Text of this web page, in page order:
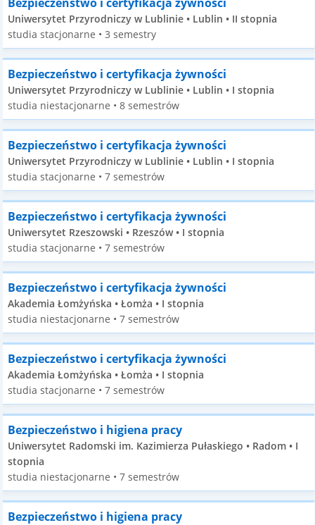
Uniwersytet Przyrodniczy w Lublinie • Lublin • II stopnia
studia stacjonarne • 3 semestry
Bezpieczeństwo i certyfikacja żywności
Uniwersytet Przyrodniczy w Lublinie • Lublin • I stopnia
studia niestacjonarne • 8 semestrów
Bezpieczeństwo i certyfikacja żywności
Uniwersytet Przyrodniczy w Lublinie • Lublin • I stopnia
studia stacjonarne • 7 semestrów
Bezpieczeństwo i certyfikacja żywności
Uniwersytet Rzeszowski • Rzeszów • I stopnia
studia stacjonarne • 7 semestrów
Bezpieczeństwo i certyfikacja żywności
Akademia Łomżyńska • Łomża • I stopnia
studia niestacjonarne • 7 semestrów
Bezpieczeństwo i certyfikacja żywności
Akademia Łomżyńska • Łomża • I stopnia
studia stacjonarne • 7 semestrów
Bezpieczeństwo i higiena pracy
Uniwersytet Radomski im. Kazimierza Pułaskiego • Radom • I
stopnia
studia niestacjonarne • 7 semestrów
Bezpieczeństwo i higiena pracy